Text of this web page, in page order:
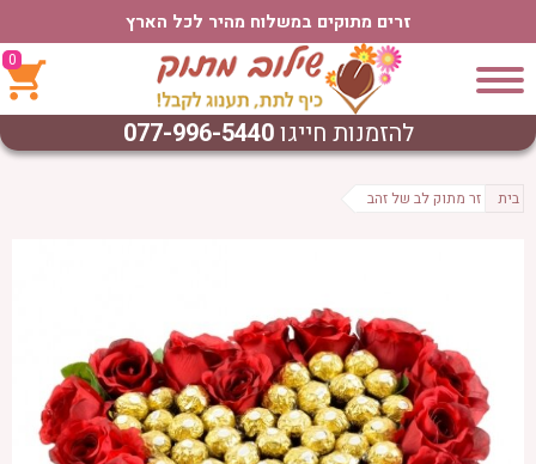
זרים מתוקים במשלוח מהיר לכל הארץ
0
להזמנות חייגו077-996-5440
בית זר מתוק לב של זהב